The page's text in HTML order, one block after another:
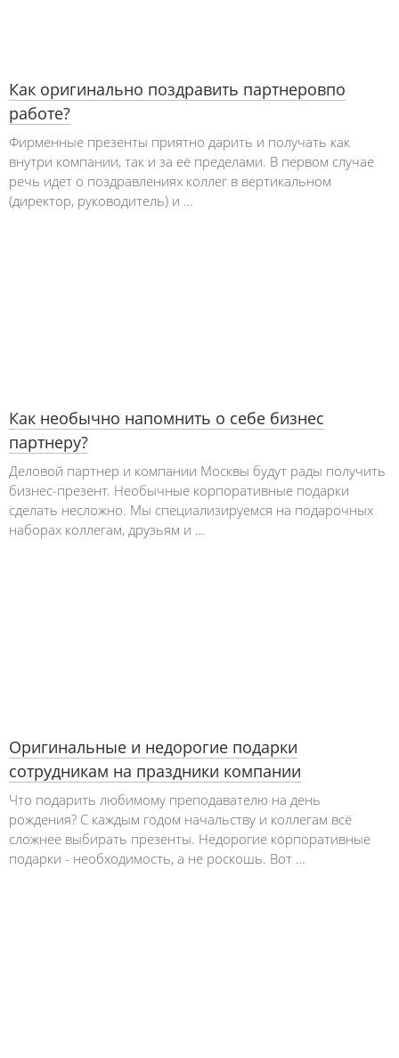
Как оригинально поздравить партнеровпо
работе?
Фирменные презенты приятно дарить и получать как
внутри компании, так и за её пределами. В первом случае
речь идет о поздравлениях коллег в вертикальном
(директор, руководитель) и …
Как необычно напомнить о себе бизнес
партнеру?
Деловой партнер и компании Москвы будут рады получить
бизнес-презент. Необычные корпоративные подарки
сделать несложно. Мы специализируемся на подарочных
наборах коллегам, друзьям и …
Оригинальные и недорогие подарки
сотрудникам на праздники компании
Что подарить любимому преподавателю на день
рождения? С каждым годом начальству и коллегам всё
сложнее выбирать презенты. Недорогие корпоративные
подарки - необходимость, а не роскошь. Вот …